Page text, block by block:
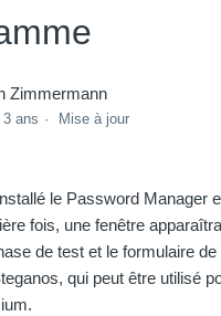
Zimmermann
ans Mise à jour
le Password Manager
fois, une fenêtre
de test et le formulaire
qui peut être utilisé